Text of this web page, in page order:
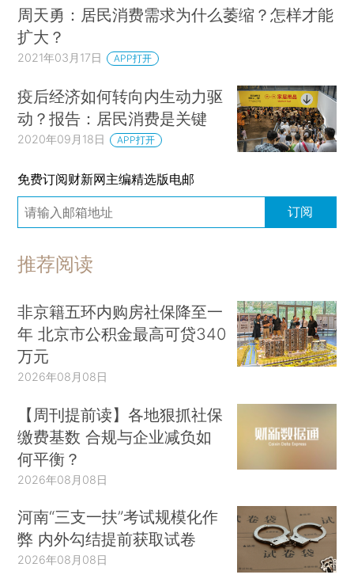
周天勇：居民消费需求为什么萎缩？怎样才能
扩大？
2021年03月17日 APP打开
疫后经济如何转向内生动力驱
动？报告：居民消费是关键
2020年09月18日 APP打开
免费订阅财新网主编精选版电邮
订阅
推荐阅读
非京籍五环内购房社保降至一
年 北京市公积金最高可贷340
万元
2026年08月08日
【周刊提前读】各地狠抓社保
缴费基数 合规与企业减负如
何平衡？
2026年08月08日
河南“三支一扶”考试规模化作
弊 内外勾结提前获取试卷
2026年08月08日